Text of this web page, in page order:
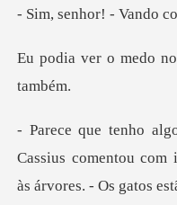
ando
Cassius comentou